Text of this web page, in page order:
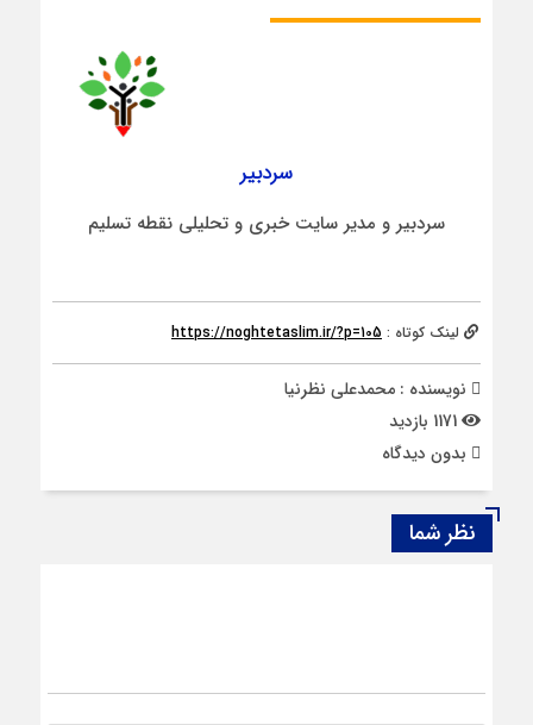
سردبیر
سردبیر و مدیر سایت خبری و تحلیلی نقطه تسلیم
لینک کوتاه : https://noghtetaslim.ir/?p=105
نویسنده : محمدعلی نظرنیا
بدون دیدگاه
نظر شما